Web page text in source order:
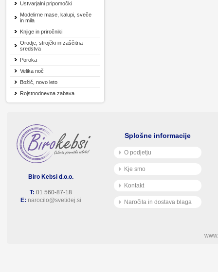
Ustvarjalni pripomočki
Modelirne mase, kalupi, sveče
in mila
Knjige in priročniki
Orodje, strojčki in zaščitna
sredstva
Poroka
Velika noč
Božič, novo leto
Rojstnodnevna zabava
Biro Kebsi d.o.o.
T: 01 560-87-18
E: narocilo@svetidej.si
Splošne informacije
O podjetju
Kje smo
Kontakt
Naročila in dostava blaga